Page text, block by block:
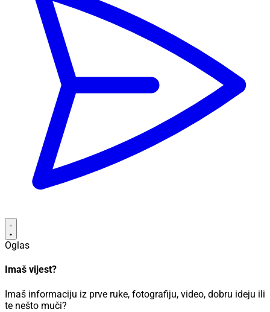
Oglas
Imaš vijest?
Imaš informaciju iz prve ruke, fotografiju, video, dobru ideju ili
te nešto muči?